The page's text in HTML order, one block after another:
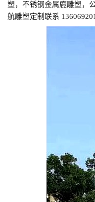
塑，不锈钢金属鹿雕塑，
航雕塑定制联系